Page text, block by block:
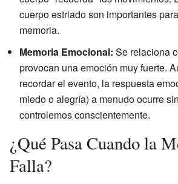
cuerpo estriado son importantes
memoria.
Memoria Emocional: Se relaciona
provocan una emoción muy fuerte.
recordar el evento, la respuesta
miedo o alegría) a menudo ocurre
controlemos conscientemente.
¿Qué Pasa Cuando la
Falla?